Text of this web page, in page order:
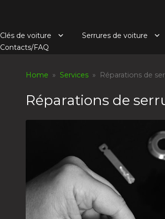
Clés de voiture Serrures de voiture
Contacts/FAQ
Home » Services » Réparations de
Réparations de